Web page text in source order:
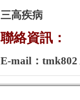
三高疾病
聯絡資訊：
E-mail：tmk802